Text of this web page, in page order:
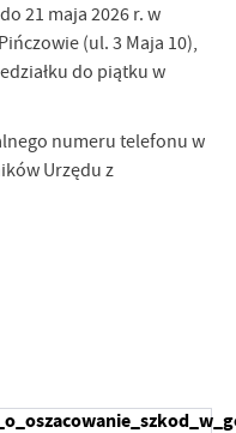
21 maja 2026 r. w
(ul. 3 Maja 10),
do piątku w
numeru telefonu w
Urzędu z